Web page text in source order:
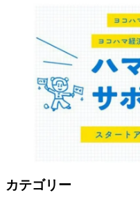
カテゴリー